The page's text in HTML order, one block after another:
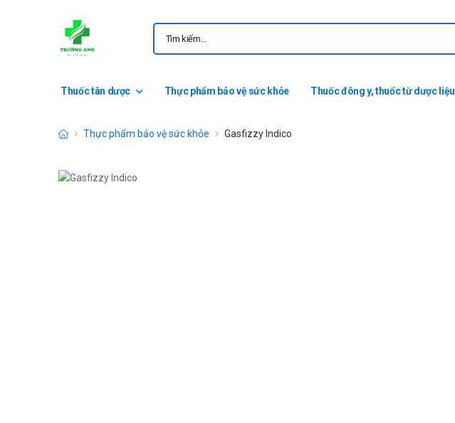
Thuốc tân dược Thực phẩm bảo vệ sức khỏe Thuốc đông y, thuốc từ dược liệu
Thực phẩm bảo vệ sức khỏe Gasfizzy Indico